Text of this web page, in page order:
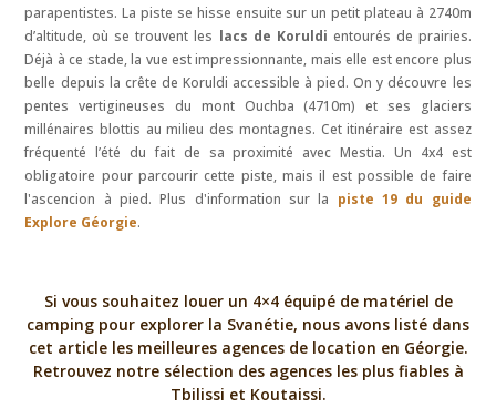
parapentistes. La piste se hisse ensuite sur un petit plateau à 2740m
d’altitude, où se trouvent les lacs de Koruldi entourés de prairies.
Déjà à ce stade, la vue est impressionnante, mais elle est encore plus
belle depuis la crête de Koruldi accessible à pied. On y découvre les
pentes vertigineuses du mont Ouchba (4710m) et ses glaciers
millénaires blottis au milieu des montagnes. Cet itinéraire est assez
fréquenté l’été du fait de sa proximité avec Mestia. Un 4x4 est
obligatoire pour parcourir cette piste, mais il est possible de faire
l'ascencion à pied. Plus d'information sur la piste 19 du guide
Explore Géorgie.
Si vous souhaitez louer un 4×4 équipé de matériel de
camping pour explorer la Svanétie, nous avons listé dans
cet article les meilleures agences de location en Géorgie.
Retrouvez notre sélection des agences les plus fiables à
Tbilissi et Koutaissi.